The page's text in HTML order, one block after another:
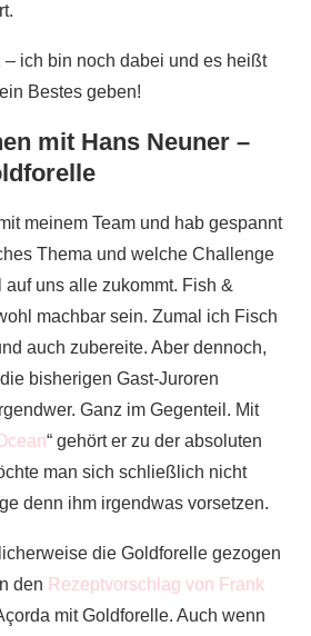
– ich bin noch dabei und es heißt
Bestes geben!
mit Hans Neuner –
meinem Team und hab gespannt
Thema und welche Challenge
auf uns alle zukommt. Fish &
machbar sein. Zumal ich Fisch
auch zubereite. Aber dennoch,
bisherigen Gast-Juroren
Ganz im Gegenteil. Mit
“ gehört er zu der absoluten
man sich schließlich nicht
denn ihm irgendwas vorsetzen.
die Goldforelle gezogen
den Rezeptvorschlag von Frank
mit Goldforelle. Auch wenn